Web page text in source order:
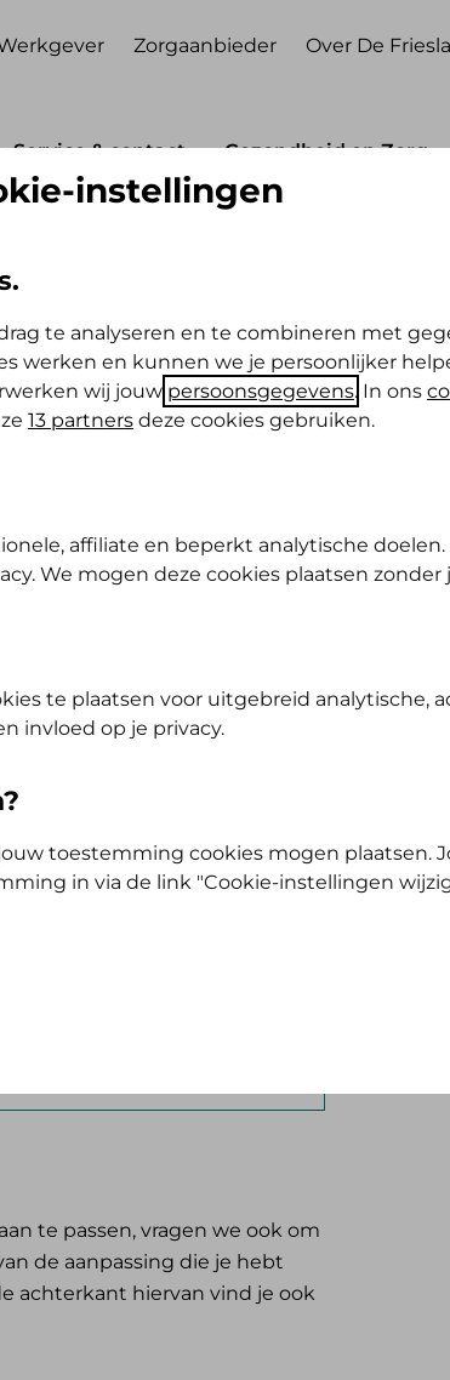
Zorgaanbieder Over De
Service & contact Gezondheid en Zorg
de maand af. Wil je
Dat kan. Je
in Mijn De Friesland.
27e of 1e van de maand.
te passen, vragen we ook om
de aanpassing die je hebt
achterkant hiervan vind je ook
instellingen
te analyseren en te combineren met
werken en kunnen we je persoonlijker
wij jouw persoonsgegevens. In ons
13 partners deze cookies gebruiken.
affiliate en beperkt analytische doelen.
We mogen deze cookies plaatsen
te plaatsen voor uitgebreid analytische,
invloed op je privacy.
toestemming cookies mogen plaatsen.
in via de link "Cookie-instellingen